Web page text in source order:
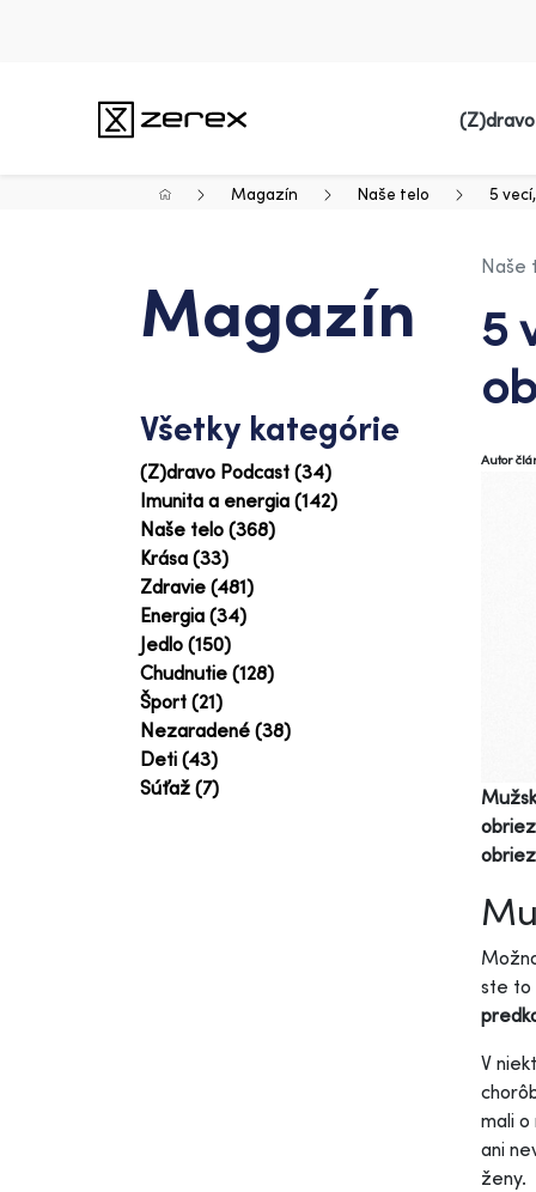
Magazín Naše telo 5
Magazín
Všetky kategórie
(Z)dravo Podcast (34)
Imunita a energia (142)
Naše telo (368)
Krása (33)
Zdravie (481)
Energia (34)
Jedlo (150)
Chudnutie (128)
Šport (21)
Nezaradené (38)
Deti (43)
Súťaž (7)
Naše
5
Autor
ste to
V
mali
ani
ženy.